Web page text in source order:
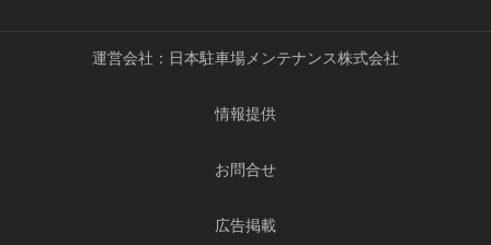
運営会社：日本駐車場メンテナンス株式会社
情報提供
お問合せ
広告掲載